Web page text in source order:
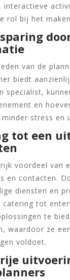
interactieve
rol bij het
van de
biedt
specialist,
en
stress en
tot een
voordeel van
en contacten.
diensten en
catering tot
te
waardoor ze
voldoet.